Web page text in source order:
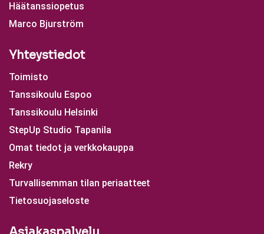
Häätanssiopetus
Marco Bjurström
Yhteystiedot
Toimisto
Tanssikoulu Espoo
Tanssikoulu Helsinki
StepUp Studio Tapanila
Omat tiedot ja verkkokauppa
Rekry
Turvallisemman tilan periaatteet
Tietosuojaseloste